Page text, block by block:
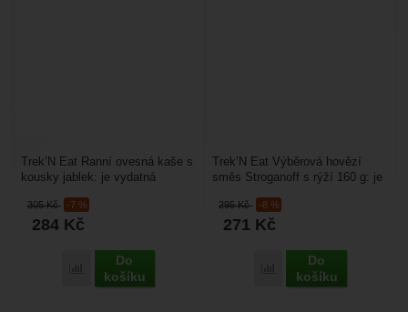
305Kč -7 %
284 Kč
Přidat 'Trek’N Eat Ranní ovesná kaše s kousky jablek' k
Do
košíku
Trek’N Eat Ranní ovesná kaše s
kousky jablek: je vydatná
nebo expedice....
295Kč -8 %
271 Kč
Přidat 'Trek’N Eat
Do
košíku
Trek’N Eat Výběrová hovězí
směs Stroganoff s rýží 160 g: je
cestování s...